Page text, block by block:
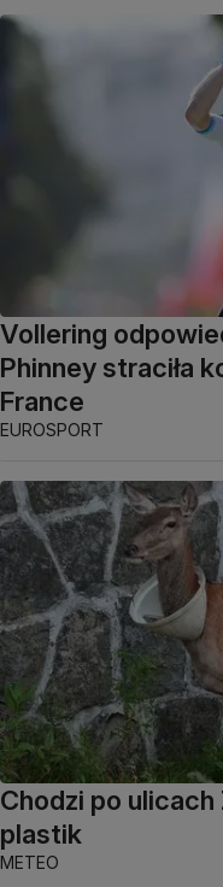
Vollering
Phinney straciła
France
EUROSPORT
Chodzi po
plastik
METEO